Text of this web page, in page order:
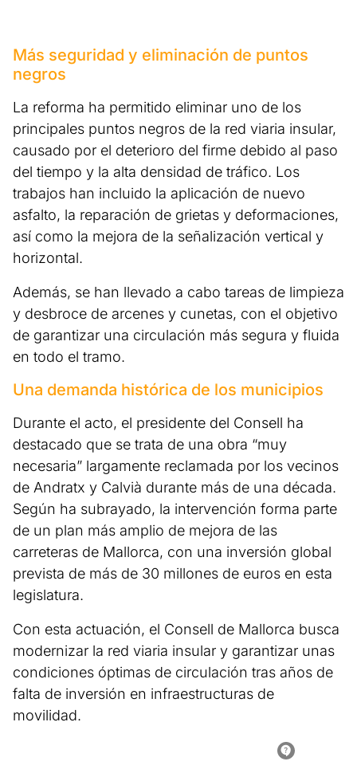
Más seguridad y eliminación de puntos
negros
La reforma ha permitido eliminar uno de los
principales puntos negros de la red viaria insular,
causado por el deterioro del firme debido al paso
del tiempo y la alta densidad de tráfico. Los
trabajos han incluido la aplicación de nuevo
asfalto, la reparación de grietas y deformaciones,
así como la mejora de la señalización vertical y
horizontal.
Además, se han llevado a cabo tareas de limpieza
y desbroce de arcenes y cunetas, con el objetivo
de garantizar una circulación más segura y fluida
en todo el tramo.
Una demanda histórica de los municipios
Durante el acto, el presidente del Consell ha
destacado que se trata de una obra “muy
necesaria” largamente reclamada por los vecinos
de Andratx y Calvià durante más de una década.
Según ha subrayado, la intervención forma parte
de un plan más amplio de mejora de las
carreteras de Mallorca, con una inversión global
prevista de más de 30 millones de euros en esta
legislatura.
Con esta actuación, el Consell de Mallorca busca
modernizar la red viaria insular y garantizar unas
condiciones óptimas de circulación tras años de
falta de inversión en infraestructuras de
movilidad.